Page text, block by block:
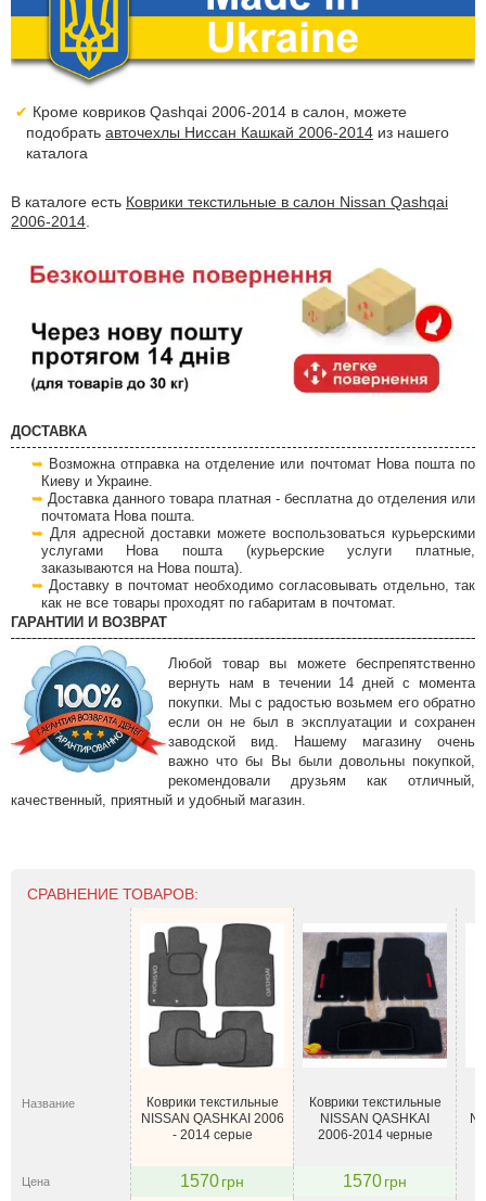
Кроме ковриков Qashqai 2006-2014 в салон, можете
подобрать авточехлы Ниссан Кашкай 2006-2014 из нашего
каталога
В каталоге есть Коврики текстильные в салон Nissan Qashqai
2006-2014
ДОСТАВКА
Возможна отправка на отделение или почтомат Нова пошта по
Киеву и Украине.
Доставка данного товара платная - бесплатна до отделения или
почтомата Нова пошта.
Для адресной доставки можете воспользоваться курьерскими
услугами Нова пошта (курьерские услуги платные,
заказываются на Нова пошта).
Доставку в почтомат необходимо согласовывать отдельно, так
как не все товары проходят по габаритам в почтомат.
ГАРАНТИИ И ВОЗВРАТ
Любой товар вы можете беспрепятственно
вернуть нам в течении 14 дней с момента
покупки. Мы с радостью возьмем его обратно
если он не был в эксплуатации и сохранен
заводской вид. Нашему магазину очень
важно что бы Вы были довольны покупкой,
рекомендовали друзьям как отличный,
качественный, приятный и удобный магазин.
СРАВНЕНИЕ ТОВАРОВ:
Название
Коврики текстильные
NISSAN QASHKAI 2006
- 2014 серые
Коврики текстильные
NISSAN QASHKAI
2006-2014 черные
Цена 1570грн 1570грн